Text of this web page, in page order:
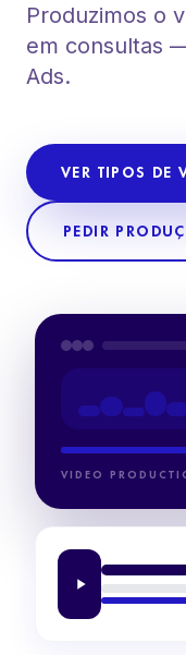
Produzimos o
em consultas
Ads.
VER TIPOS DE
PEDIR
VIDEO